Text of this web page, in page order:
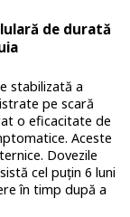
de durată
stabilizată a
pe scară
o eficacitate de
Aceste
Dovezile
cel puțin 6 luni
în timp după a